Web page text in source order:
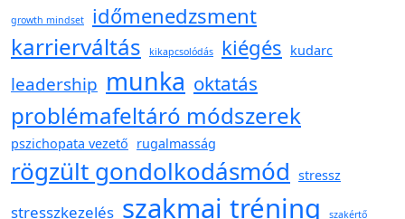
growth mindset időmenedzsment
karrierváltás kikapcsolódás kiégés kudarc
leadership munka oktatás
problémafeltáró módszerek
pszichopata vezető rugalmasság
rögzült gondolkodásmód stressz
stresszkezelés szakmai tréning szakértő